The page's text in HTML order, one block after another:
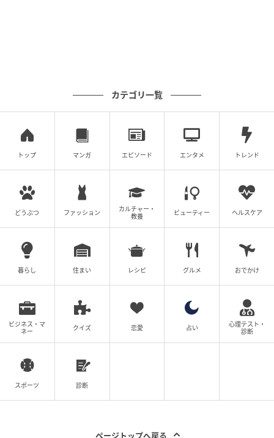
義両親となる人たちに初めて会って、その場でいきな
り同居を決断しろと言われても…。
お義父さんが厳しい人なのは、少し話しただけでもよ
くわかりました。お義母さんは優しそうなので仲良く
悩んだ末、私の結婚生活は義両親との同居というカタ
チで始まりました。
こともあり、家向きのことはすべてお義母さんがやっ
てくれています。ありがたい環境ではあるものの、お
義父さんとの生活は日々気を抜けません。
ある日、私が作った料理をお義父さんに食べてもらっ
カテゴリ一覧
トップ マンガ エピソード エンタメ トレンド
どうぶつ ファッション
カルチャー・
教養
ビューティー ヘルスケア
暮らし 住まい レシピ グルメ おでかけ
ビジネス・マ
ネー
クイズ 恋愛 占い
心理テスト・
診断
スポーツ 診断
ページトップへ戻る